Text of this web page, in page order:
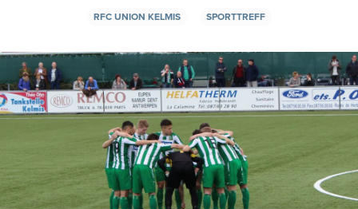
RFC UNION KELMIS SPORTTREFF